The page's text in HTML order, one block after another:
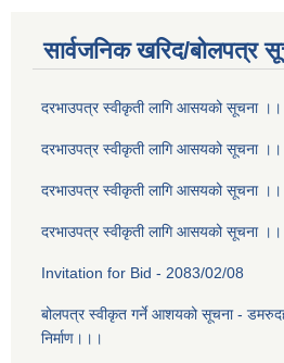
सार्वजनिक खरिद/बोलपत्र
दरभाउपत्र स्वीकृती लागि आसयको सूचना
दरभाउपत्र स्वीकृती लागि आसयको सूचना
दरभाउपत्र स्वीकृती लागि आसयको सूचना
दरभाउपत्र स्वीकृती लागि आसयको सूचना
Invitation for Bid - 2083/02/08
बोलपत्र स्वीकृत गर्ने आशयको सूचना -
निर्माण।।।